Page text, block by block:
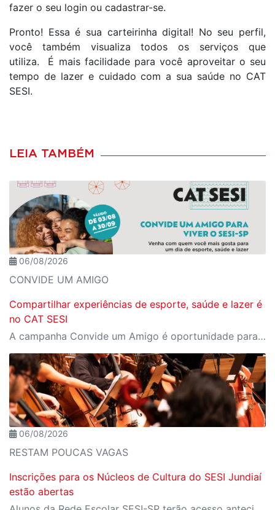
fazer o seu login ou cadastrar-se.
Pronto! Essa é sua carteirinha digital! No seu perfil,
você também visualiza todos os serviços que
utiliza. É mais facilidade para você aproveitar o seu
tempo de lazer e cuidado com a sua saúde no CAT
SESI.
LEIA TAMBÉM
06/08/2026
CONVIDE UM AMIGO
Compartilhar experiências de esporte, saúde e lazer é
no CAT SESI
A campanha Convide um Amigo é oportunidade para reunir amigos para aproveitar juntos toda estrutura da unidade SESI-SP mais próxima. Os benefícios para clientes e convidados estão no regulamento.
06/08/2026
RESTAM POUCAS VAGAS
Inscrições para os Núcleos de Cultura do SESI Jundiaí
estão abertas